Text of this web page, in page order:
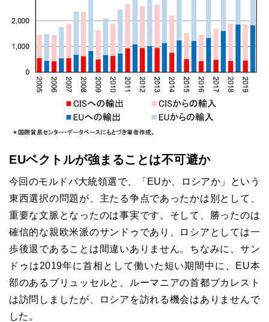
EUベクトルが強まることは不可避か
今回のモルドバ大統領選で、「 EUか、ロシアか」という
東西選択の問題が、主たる争点であったかは別として、
重要な文脈となったのは事実です。そして、勝ったのは
確信的な親欧米派のサンドゥであり、ロシアとしては一
歩後退であることは間違いありません。ちなみに、サン
ドゥは2019年に首相として働いた短い期間中に、 EU本
部のあるブリュッセルと、ルーマニアの首都ブカレスト
は訪問しましたが、ロシアを訪れる機会はありませんで
した。